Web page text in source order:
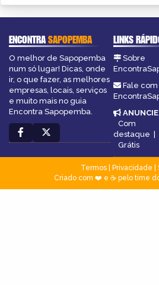
ENCONTRASAPOPEMBA
O melhor de Sapopemba
num só lugar! Dicas, onde
ir, o que fazer, as melhores
empresas, locais, serviços
e muito mais no guia
Encontra Sapopemba.
LINKS
Sobre
Fale com
ANUNCIE:
Com
destaque |
Grátis
Termos| Privacidade
Criado com ❤️ e ☕ pelo time